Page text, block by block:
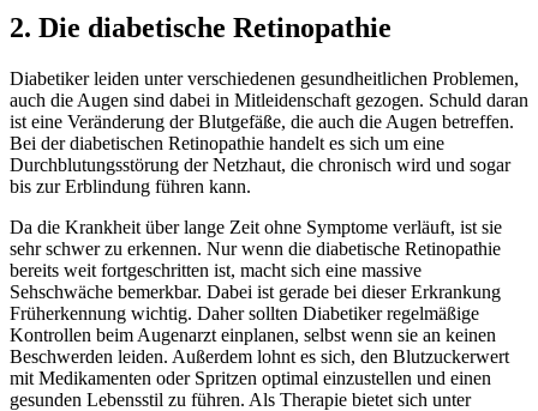
2. Die diabetische Retinopathie
Diabetiker leiden unter verschiedenen gesundheitlichen Problemen,
auch die Augen sind dabei in Mitleidenschaft gezogen. Schuld daran
ist eine Veränderung der Blutgefäße, die auch die Augen betreffen.
Bei der diabetischen Retinopathie handelt es sich um eine
Durchblutungsstörung der Netzhaut, die chronisch wird und sogar
bis zur Erblindung führen kann.
Da die Krankheit über lange Zeit ohne Symptome verläuft, ist sie
sehr schwer zu erkennen. Nur wenn die diabetische Retinopathie
bereits weit fortgeschritten ist, macht sich eine massive
Sehschwäche bemerkbar. Dabei ist gerade bei dieser Erkrankung
Früherkennung wichtig. Daher sollten Diabetiker regelmäßige
Kontrollen beim Augenarzt einplanen, selbst wenn sie an keinen
Beschwerden leiden. Außerdem lohnt es sich, den Blutzuckerwert
mit Medikamenten oder Spritzen optimal einzustellen und einen
gesunden Lebensstil zu führen. Als Therapie bietet sich unter